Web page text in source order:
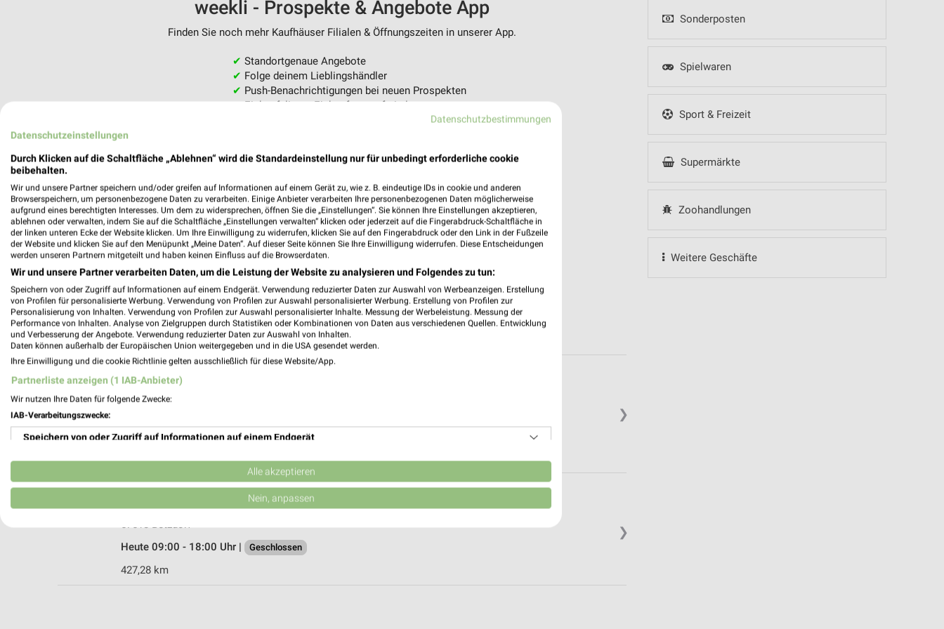
Sonderposten
Spielwaren
Sport & Freizeit
Supermärkte
Zoohandlungen
Weitere Geschäfte
weekli - Prospekte & Angebote App
Finden Sie noch mehr Kaufhäuser Filialen & Öffnungszeiten in unserer App.
✔ Standortgenaue Angebote
✔ Folge deinem Lieblingshändler
✔ Push-Benachrichtigungen bei neuen Prospekten
✔Einkaufsliste - Einkauf stressfrei planen
❯
Ernsting's family Altenkirchen
57610 Altenkirchen
Heute 09:00 - 14:00 Uhr | Geschlossen
❯
Wilhelmstr. 24
57518 Betzdorf
Heute 09:00 - 18:00 Uhr |
Geschlossen
427,28 km
Datenschutzbestimmungen
Datenschutzeinstellungen
Durch Klicken auf die Schaltfläche „Ablehnen“ wird die Standardeinstellung nur für unbedingt erforderliche cookie
beibehalten.
Wir und unsere Partner speichern und/oder greifen auf Informationen auf einem Gerät zu, wie z. B. eindeutige IDs in cookie und anderen
Browserspeichern, um personenbezogene Daten zu verarbeiten. Einige Anbieter verarbeiten Ihre personenbezogenen Daten möglicherweise
aufgrund eines berechtigten Interesses. Um dem zu widersprechen, öffnen Sie die „Einstellungen“. Sie können Ihre Einstellungen akzeptieren,
ablehnen oder verwalten, indem Sie auf die Schaltfläche „Einstellungen verwalten“ klicken oder jederzeit auf die Fingerabdruck-Schaltfläche in
der linken unteren Ecke der Website klicken. Um Ihre Einwilligung zu widerrufen, klicken Sie auf den Fingerabdruck oder den Link in der Fußzeile
der Website und klicken Sie auf den Menüpunkt „Meine Daten“. Auf dieser Seite können Sie Ihre Einwilligung widerrufen. Diese Entscheidungen
werden unseren Partnern mitgeteilt und haben keinen Einfluss auf die Browserdaten.
Wir und unsere Partner verarbeiten Daten, um die Leistung der Website zu analysieren und Folgendes zu tun:
Speichern von oder Zugriff auf Informationen auf einem Endgerät. Verwendung reduzierter Daten zur Auswahl von Werbeanzeigen. Erstellung
von Profilen für personalisierte Werbung. Verwendung von Profilen zur Auswahl personalisierter Werbung. Erstellung von Profilen zur
Personalisierung von Inhalten. Verwendung von Profilen zur Auswahl personalisierter Inhalte. Messung der Werbeleistung. Messung der
Performance von Inhalten. Analyse von Zielgruppen durch Statistiken oder Kombinationen von Daten aus verschiedenen Quellen. Entwicklung
und Verbesserung der Angebote. Verwendung reduzierter Daten zur Auswahl von Inhalten.
Daten können außerhalb der Europäischen Union weitergegeben und in die USA gesendet werden.
Ihre Einwilligung und die cookie Richtlinie gelten ausschließlich für diese Website/App.
Partnerliste anzeigen (1 IAB-Anbieter)
Wir nutzen Ihre Daten für folgende Zwecke:
IAB-Verarbeitungszwecke:
Speichern von oder Zugriff auf Informationen auf einem Endgerät
Verwendung reduzierter Daten zur Auswahl von Werbeanzeigen
Erstellung von Profilen für personalisierte Werbung
Erstellung von Profilen zur Personalisierung von Inhalten
Alle akzeptieren
Nein, anpassen